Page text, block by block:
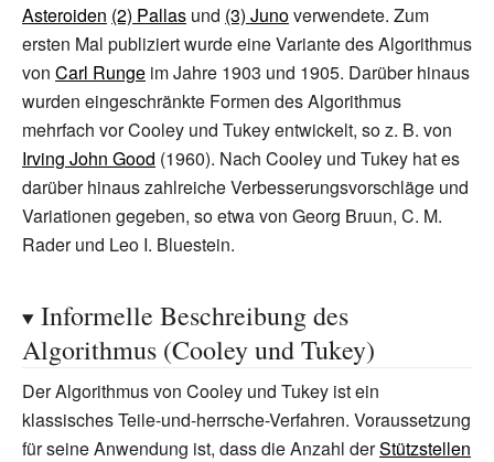
Asteroiden (2) Pallas und (3) Junoverwendete. Zum
ersten Mal publiziert wurde eine Variante des Algorithmus
von Carl Runge im Jahre 1903 und 1905. Darüber hinaus
wurden eingeschränkte Formen des Algorithmus
mehrfach vor Cooley und Tukey entwickelt, so z. B. von
Irving John Good (1960). Nach Cooley und Tukey hat es
darüber hinaus zahlreiche Verbesserungsvorschläge und
Variationen gegeben, so etwa von Georg Bruun, C. M.
Raderund Leo I. Bluestein.
Informelle Beschreibung des
Algorithmus (Cooley und Tukey)
Der Algorithmus von Cooley und Tukey ist ein
klassisches Teile-und-herrsche-Verfahren. Voraussetzung
für seine Anwendung ist, dass die Anzahl derStützstellen